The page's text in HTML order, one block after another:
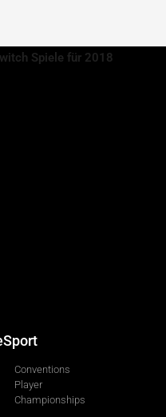
Spiele für 2018
Conventions
Player
Championships